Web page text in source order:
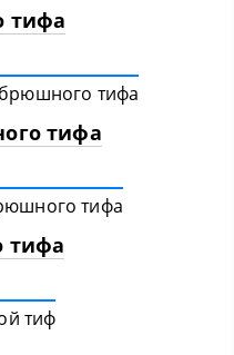
тифа
тифа
тифа